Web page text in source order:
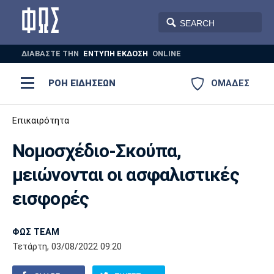
ΔΙΑΒΑΣΤΕ THN ΕΝΤΥΠΗ ΕΚΔΟΣΗ ONLINE
ΟΜΑΔΕΣ
ΡΟΗ ΕΙΔΗΣΕΩΝ
ΠΟΔΟΣΦΑΙΡΟ
ΒΟΛΕΪ
AUTO-MOTO
Ποδόσφαιρο
Super League 1
Super League 2
Γ Εθνική
Ελλάδα
Μπάσκετ
Ελλάδα
Εθνική
EuroLeague
Ολυμπιακοί Αγώνες
Βόλεϊ
Πόλο
Ολυμπιακός ΑΕΚ ΠΑΟΚ
Παναθηναϊκός Ατρόμητος
Επικαιρότητα
Νομοσχέδιο-Σκούπα,
μειώνονται οι ασφαλιστικές
εισφορές
ΦΩΣ TEAM
Τετάρτη, 03/08/2022 09:20